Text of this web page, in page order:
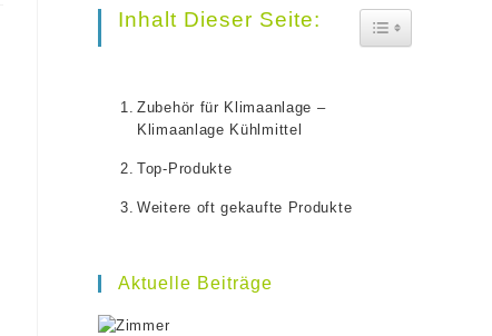
to
close
Inhalt Dieser Seite: Toggle Table
Zubehör für Klimaanlage –
Klimaanlage Kühlmittel
Top-Produkte
Weitere oft gekaufte Produkte
Aktuelle Beiträge